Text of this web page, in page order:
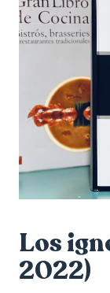
Los
2022)